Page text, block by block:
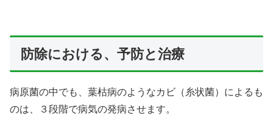
防除における、予防と治療
病原菌の中でも、葉枯病のようなカビ（糸状菌）によるも
のは、３段階で病気の発病させます。